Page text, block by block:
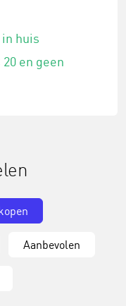
huis
en geen
Aanbevolen